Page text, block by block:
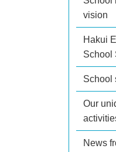
vision
Hakui
Our
News